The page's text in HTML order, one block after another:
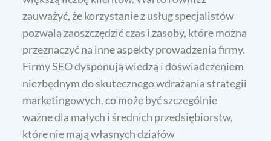
zauważyć, że korzystanie z usług specjalistów
pozwala zaoszczędzić czas i zasoby, które można
przeznaczyć na inne aspekty prowadzenia firmy.
Firmy SEO dysponują wiedzą i doświadczeniem
niezbędnym do skutecznego wdrażania strategii
marketingowych, co może być szczególnie
ważne dla małych i średnich przedsiębiorstw,
które nie mają własnych działów